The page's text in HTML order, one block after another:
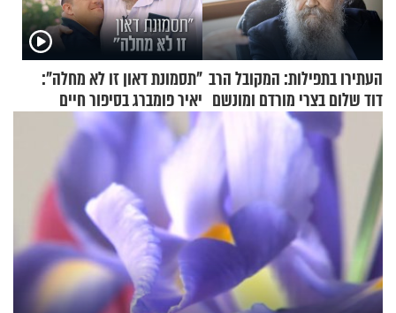
העתירו בתפילות: המקובל הרב
דוד שלום בצרי מורדם ומונשם
"תסמונת דאון זו לא מחלה":
יאיר פומברג בסיפור חיים
מעורר השראה